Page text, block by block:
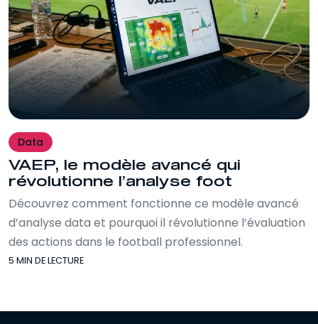
Data
VAEP, le modèle avancé qui
révolutionne l’analyse foot
Découvrez comment fonctionne ce modèle avancé
d’analyse data et pourquoi il révolutionne l’évaluation
des actions dans le football professionnel.
5 MIN DE LECTURE